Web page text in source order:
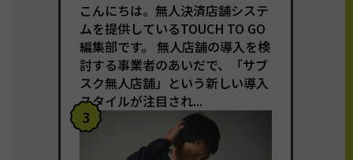
こんにちは。無人決済店舗システ
ムを提供しているTOUCH TO GO
編集部です。 無人店舗の導入を検
討する事業者のあいだで、「サブ
スク無人店舗」という新しい導入
スタイルが注目され...
3